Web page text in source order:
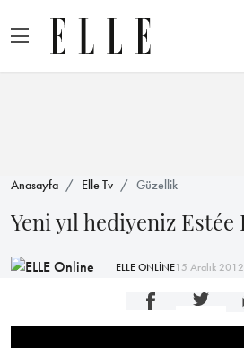
Anasayfa Elle Tv Güzellik
Yeni yıl hediyeniz
ELLE ONLİNE15 Aralık 2012